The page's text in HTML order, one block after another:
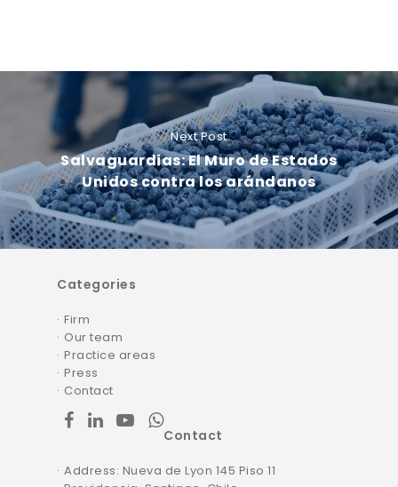
Next Post
Salvaguardias: El Muro de Estados
Unidos contra los arándanos
Categories
Firm
Our team
Practice areas
Press
Contact
facebook
linkedinyoutubewhatsapp
Contact
Address: Nueva de Lyon 145 Piso 11